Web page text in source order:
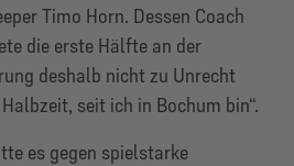
Timo Horn. Dessen Coach
die erste Hälfte an der
deshalb nicht zu Unrecht
seit ich in Bochum bin“.
es gegen spielstarke